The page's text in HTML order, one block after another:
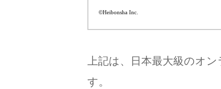
©Heibonsha Inc.
上記は、日本最大級のオ
す。